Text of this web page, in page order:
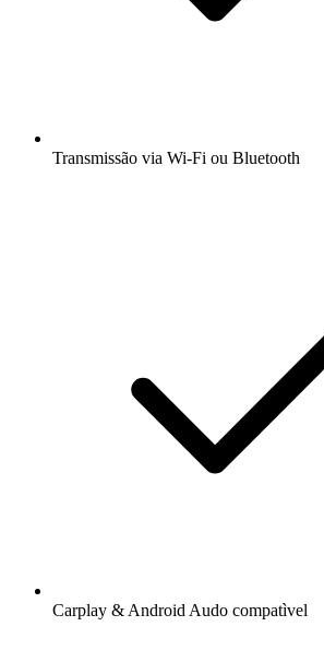
Transmissão via Wi-Fi ou Bluetooth
Carplay & Android Audo compatìvel